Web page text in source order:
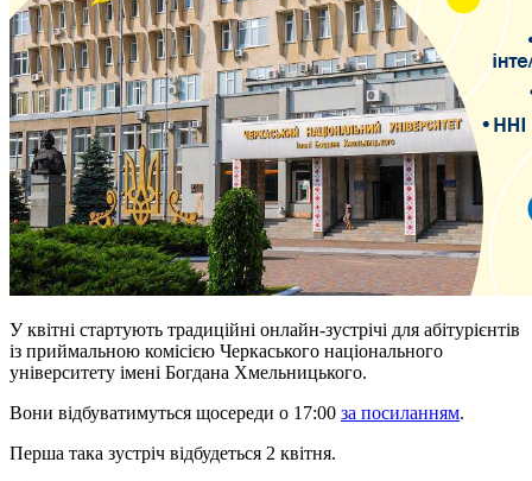
У квітні стартують традиційні онлайн-зустрічі для абітурієнтів
із приймальною комісією Черкаського національного
університету імені Богдана Хмельницького.
Вони відбуватимуться щосереди о 17:00 за посиланням.
Перша така зустріч відбудеться 2 квітня.